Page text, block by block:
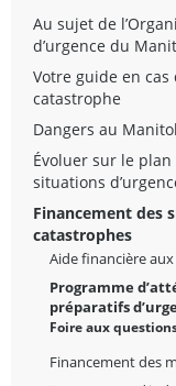
Au sujet de
d’urgence du
Votre guide en cas
catastrophe
Dangers au
Évoluer sur le
situations
Financement des
catastrophes
Aide financière
Programme
préparatifs
Foire aux
Financement des